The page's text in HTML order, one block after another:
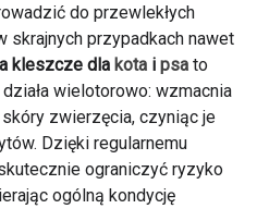
do przewlekłych
skrajnych przypadkach nawet
kleszcze dla kota i psa to
wielotorowo: wzmacnia
zwierzęcia, czyniąc je
Dzięki regularnemu
ograniczyć ryzyko
ogólną kondycję